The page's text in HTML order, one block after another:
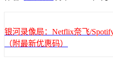
银河录像局：Netflix奈飞/
（附最新优惠码）